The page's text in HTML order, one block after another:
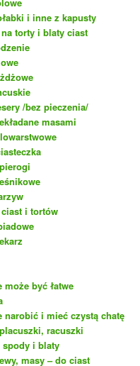
i inne z kapusty
torty i blaty ciast
/bez pieczenia/
masami
ciast i tortów
może być łatwe
narobić i mieć czystą chatę
racuszki
spody i blaty
masy – do ciast